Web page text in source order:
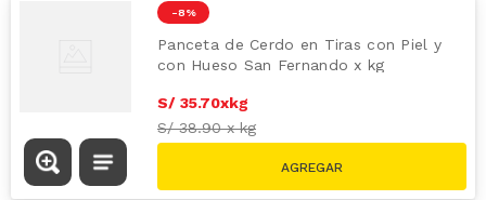
-8 %
Panceta de Cerdo en Tiras con Piel y
con Hueso San Fernando x kg
S/ 35.70xkg
S/38.90xkg